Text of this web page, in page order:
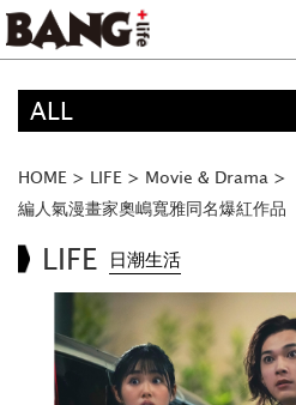
ALL
ANIME
FOOD
TRAVEL
MUSIC
GAME
HOME > LIFE > Movie & Drama >
編人氣漫畫家奧嶋寬雅同名爆紅作品
LIFE 日潮生活